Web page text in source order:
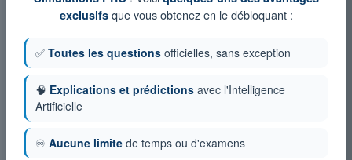
exclusifsque vous obtenez en le débloquant :
✅ Toutes les questions officielles, sans exception
🧠 Explications et prédictions avec l'Intelligence
Artificielle
♾️ Aucune limite de temps ou d'examens